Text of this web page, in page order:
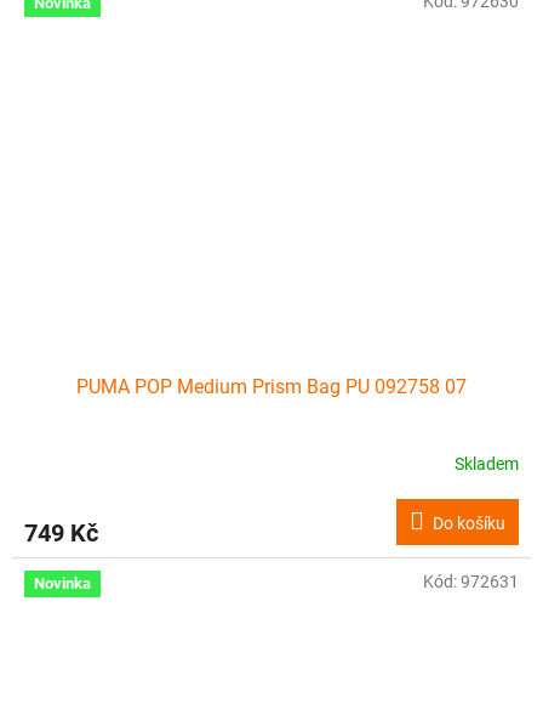
PUMA POP Medium Prism Bag PU 092758 07
Skladem
749 Kč Do košíku
Novinka Kód:972631